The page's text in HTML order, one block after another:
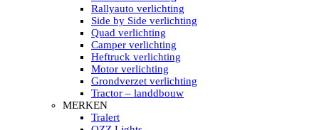
HypaLUME Led werklampen
Subcategorieën Hella Marine Led
LED STRIPS
Led strip flexibel Click & Go
Led strip RGB op rol
Led strip IP68 waterdicht
Led strip kleur wit
Led strips Vantage
Led strip met ingebouwde accu
Subcategorieën Led strips
LED INTERIEUR VERLICHTING
Rallyauto verlichting
Side by Side verlichting
Quad verlichting
Camper verlichting
Heftruck verlichting
Motor verlichting
Grondverzet verlichting
Tractor – landdbouw
MERKEN
Tralert